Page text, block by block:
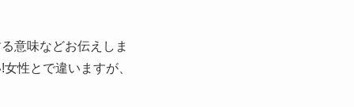
意味などお伝えしま
性とで違いますが、